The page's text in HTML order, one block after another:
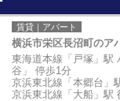
賃貸｜アパート
横浜市栄区長沼町のア
東海道本線「戸塚」駅
谷」 停歩1分
京浜東北線「本郷台」
京浜東北線「大船」駅